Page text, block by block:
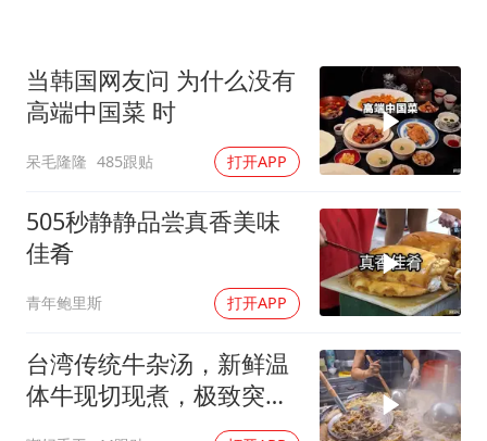
今日立秋你咬秋了吗
夯实基础开新局
当韩国网友问 为什么没有
高端中国菜 时
呆毛隆隆 485跟贴 打开APP
505秒静静品尝真香美味
佳肴
青年鲍里斯 打开APP
台湾传统牛杂汤，新鲜温
体牛现切现煮，极致突出